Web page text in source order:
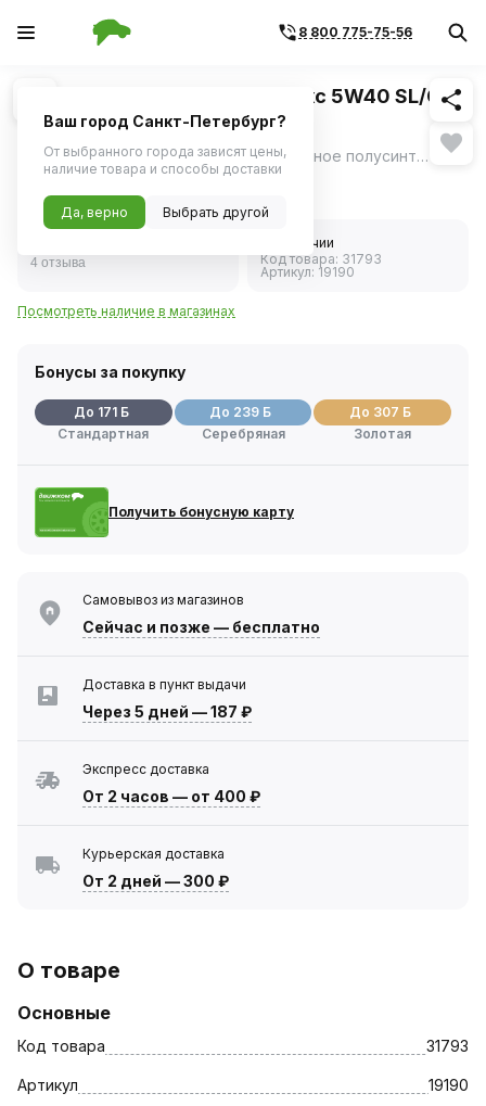
8 800 775-75-56
1/1 Похожие
Масло моторное Лукойл Люкс 5W40 SL/CF
полусинтетика (4 л)
LUKOIL LUXE 5W-40 - высококачественное полусинтетическое моторное масло. ещё
4 отзыва
В наличии
Код товара: 31793
Артикул: 19190
Посмотреть наличие в магазинах
Бонусы за покупку
До 171 Б
Стандартная
До 239 Б
Серебряная
До 307 Б
Золотая
Получить бонусную карту
Самовывоз из магазинов
Сейчас и позже — бесплатно
Доставка в пункт выдачи
Через 5 дней —187 ₽
Экспресс доставка
От 2 часов — от 400 ₽
Курьерская доставка
От 2 дней —300 ₽
О товаре
Основные
Код товара 31793
Артикул 19190
Ваш город Санкт-Петербург?
От выбранного города зависят цены,
наличие товара и способы доставки
Да, верно Выбрать другой